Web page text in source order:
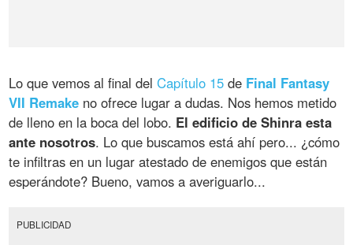
Lo que vemos al final delCapítulo 15 de Final Fantasy
VII Remake no ofrece lugar a dudas. Nos hemos metido
de lleno en la boca del lobo. El edificio de Shinra esta
ante nosotros. Lo que buscamos está ahí pero... ¿cómo
te infiltras en un lugar atestado de enemigos que están
esperándote? Bueno, vamos a averiguarlo...
PUBLICIDAD